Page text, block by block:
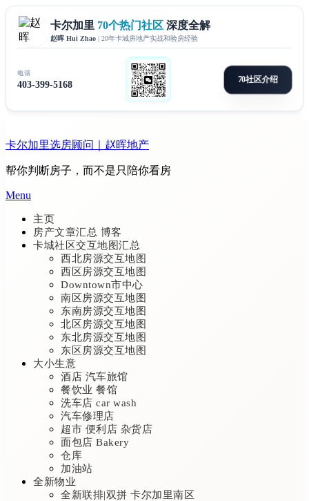
content
卡尔加里选房顾问｜赵晖地产
帮你判断房子，而不是只陪你看房
Menu
主页
房产文章汇总 博客
卡城社区交互地图汇总
西北房源交互地图
西区房源交互地图
Downtown市中心
南区房源交互地图
东南房源交互地图
北区房源交互地图
东北房源交互地图
东区房源交互地图
大小生意
酒店 汽车旅馆
餐饮业 餐馆
洗车店 car wash
汽车修理店
超市 便利店 杂货店
面包店 Bakery
仓库
加油站
全新物业
全新联排|双拼 卡尔加里南区